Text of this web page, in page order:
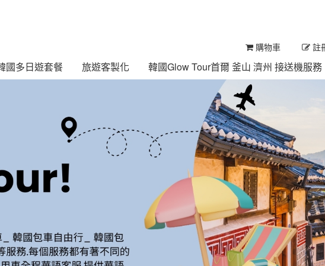
購物車 註
國多日遊套餐 旅遊客製化 韓國Glow Tour首爾 釜山 濟州 接送機服務